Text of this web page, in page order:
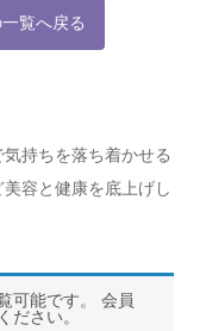
覧へ戻る
持ちを落ち着かせる
容と健康を底上げし
可能です。 会員
ださい。